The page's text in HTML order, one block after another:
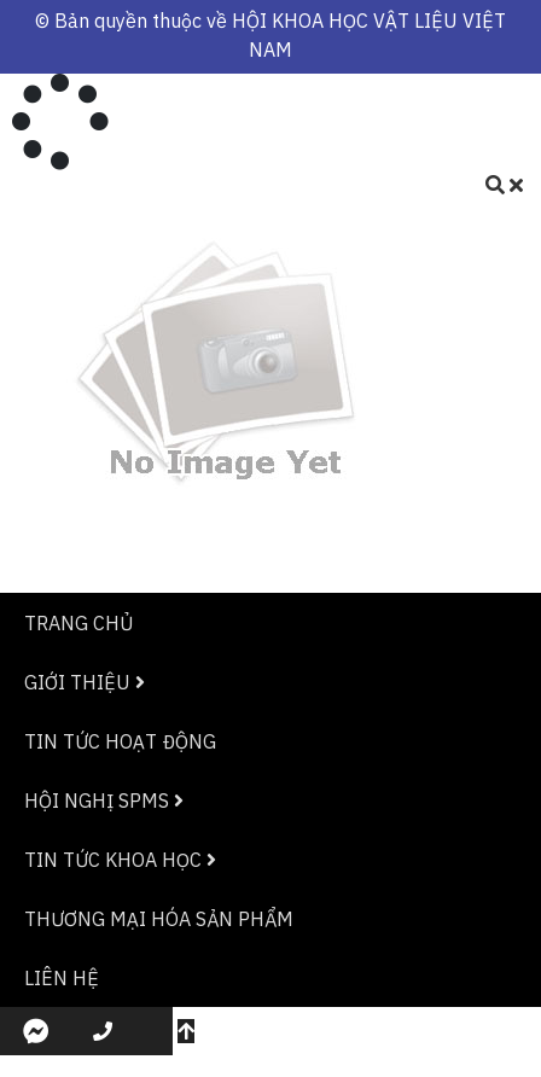
© Bản quyền thuộc về HỘI KHOA HỌC VẬT LIỆU VIỆT
NAM
TRANG CHỦ
GIỚI THIỆU
TIN TỨC HOẠT ĐỘNG
HỘI NGHỊ SPMS
TIN TỨC KHOA HỌC
THƯƠNG MẠI HÓA SẢN PHẨM
LIÊN HỆ